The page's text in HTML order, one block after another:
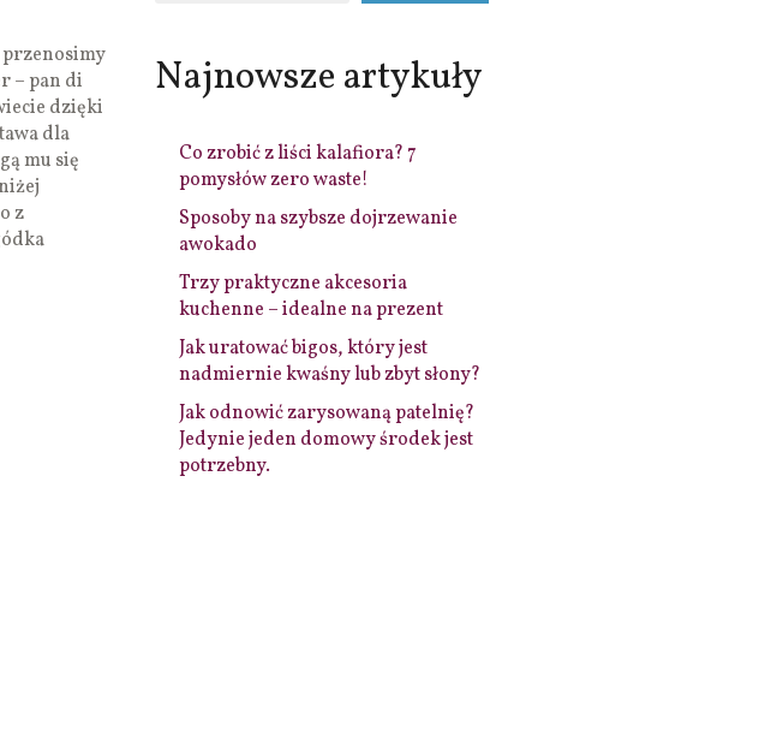
– pan di
dzięki
dla
mu się
z
Najnowsze artykuły
Co zrobić z liści kalafiora? 7
pomysłów zero waste!
Sposoby na szybsze dojrzewanie
awokado
Trzy praktyczne akcesoria
kuchenne – idealne na prezent
Jak uratować bigos, który jest
nadmiernie kwaśny lub zbyt słony?
Jak odnowić zarysowaną patelnię?
Jedynie jeden domowy środek jest
potrzebny.